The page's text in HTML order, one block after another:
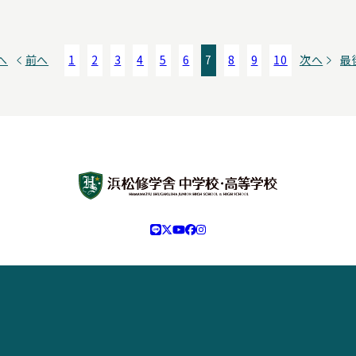
前へ 1 2 3 4 5 6 7 8 9 10 次へ 最